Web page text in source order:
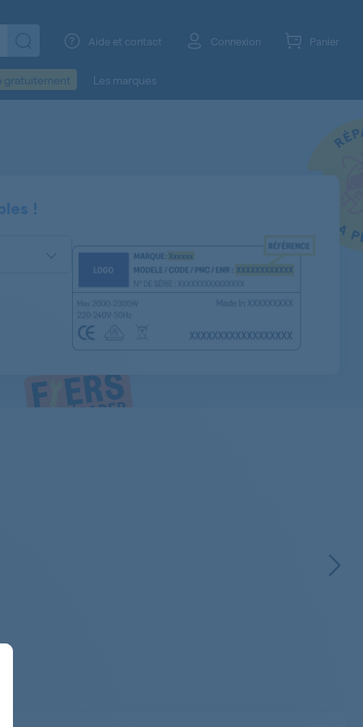
Aide et contact Connexion Panier
gratuitement Les marques
!